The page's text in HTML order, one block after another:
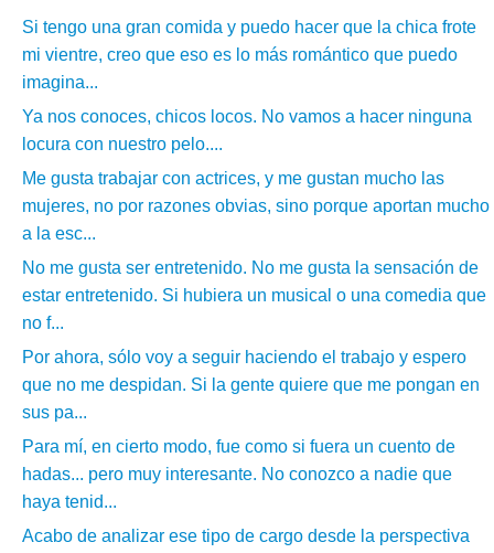
Si tengo una gran comida y puedo hacer que la chica frote
mi vientre, creo que eso es lo más romántico que puedo
imagina...
Ya nos conoces, chicos locos. No vamos a hacer ninguna
locura con nuestro pelo....
Me gusta trabajar con actrices, y me gustan mucho las
mujeres, no por razones obvias, sino porque aportan mucho
a la esc...
No me gusta ser entretenido. No me gusta la sensación de
estar entretenido. Si hubiera un musical o una comedia que
no f...
Por ahora, sólo voy a seguir haciendo el trabajo y espero
que no me despidan. Si la gente quiere que me pongan en
sus pa...
Para mí, en cierto modo, fue como si fuera un cuento de
hadas... pero muy interesante. No conozco a nadie que
haya tenid...
Acabo de analizar ese tipo de cargo desde la perspectiva